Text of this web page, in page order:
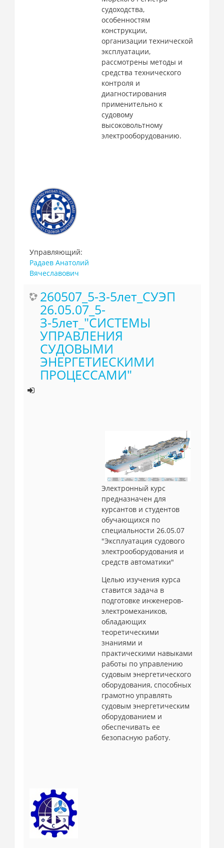
судоходства,
особенностям
конструкции,
организации технической
эксплуатации,
рассмотрены методы и
средства технического
контроля и
диагностирования
применительно к
судовому
высоковольтному
электрооборудованию.
Управляющий:
Радаев Анатолий
Вячеславович
260507_5-З-5лет_СУЭП
26.05.07_5-
З-5лет_"СИСТЕМЫ
УПРАВЛЕНИЯ
СУДОВЫМИ
ЭНЕРГЕТИЕСКИМИ
ПРОЦЕССАМИ"
Электронный курс
предназначен для
курсантов и студентов
обучающихся по
специальности 26.05.07
"Эксплуатация судового
электрооборудования и
средств автоматики"
Целью изучения курса
ставится задача в
подготовке инженеров-
электромехаников,
обладающих
теоретическими
знаниями и
практическими навыками
работы по управлению
судовым энергетического
оборудования, способных
грамотно управлять
судовым энергетическим
оборудованием и
обеспечивать ее
безопасную работу.